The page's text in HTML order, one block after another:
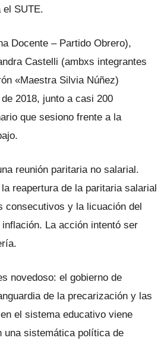
el SUTE.
Docente – Partido Obrero),
Castelli (ambxs integrantes
«Maestra Silvia Núñez)
2018, junto a casi 200
que sesiono frente a la
reunión paritaria no salarial.
reapertura de la paritaria salarial
consecutivos y la licuación del
La acción intentó ser
novedoso: el gobierno de
de la precarización y las
el sistema educativo viene
una sistemática política de